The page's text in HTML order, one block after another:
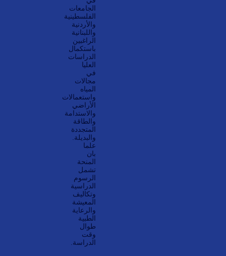
الجامعات
الفلسطينية
والأردنية
واللبنانية
الراغبين
باستكمال
الدراسات
العليا
في
مجالات
المياه
واستعمالات
الأراضي
والاستدامة
والطاقة
المتجددة
والبديلة.
علما
بان
المنحة
تشمل
الرسوم
الدراسية
وتكاليف
المعيشة
والرعاية
الطبية
طوال
وقت
الدراسة.